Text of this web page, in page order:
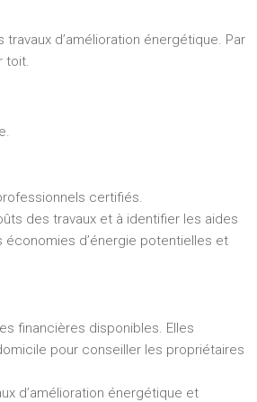
d’amélioration énergétique. Par
toit.
certifiés.
des travaux et à identifier les aides
économies d’énergie potentielles et
financières disponibles. Elles
pour conseiller les propriétaires
d’amélioration énergétique et